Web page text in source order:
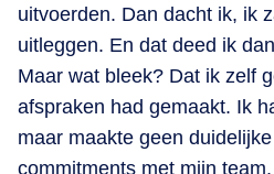
uitvoerden. Dan dacht ik, ik
uitleggen. En dat deed ik
Maar wat bleek? Dat ik zelf
afspraken had gemaakt. Ik
maar maakte geen
commitments met mijn team.